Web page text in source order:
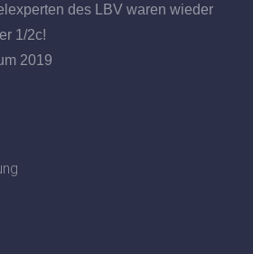
des LBV waren wieder
1/2c!
2019